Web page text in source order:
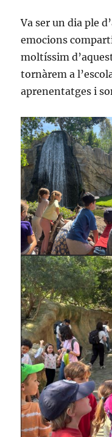
Va ser un dia ple
emocions
moltíssim
tornàrem a
aprenentatges i